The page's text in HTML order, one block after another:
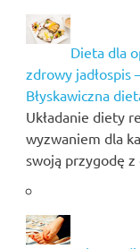
Dieta dla
zdrowy jadłospis
Błyskawiczna
Układanie diety
wyzwaniem dla
swoją przygodę